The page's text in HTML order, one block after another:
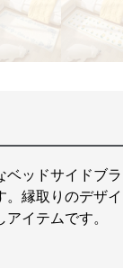
ベッドサイドブ
。縁取りのデザ
イテムです。